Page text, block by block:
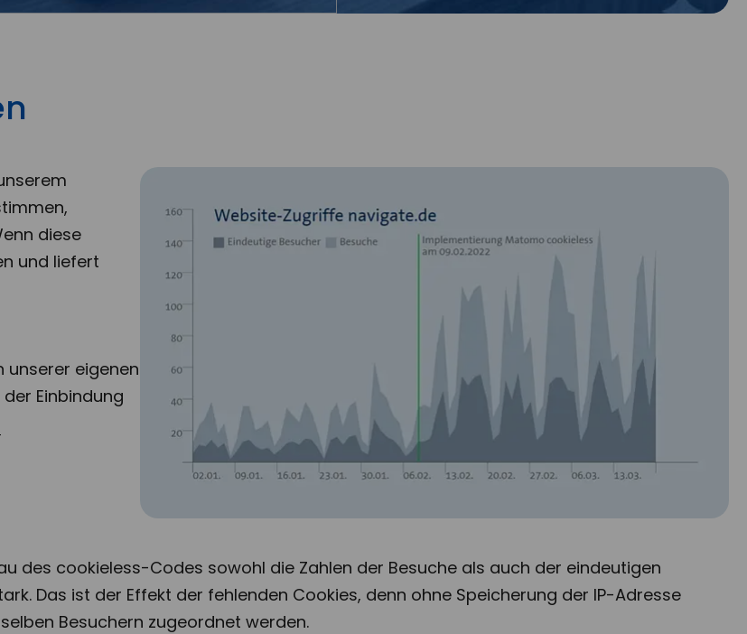
diese
und liefert
unserer eigenen
Einbindung
des cookieless-Codes sowohl die Zahlen der Besuche als auch der eindeutigen
Das ist der Effekt der fehlenden Cookies, denn ohne Speicherung der IP-Adresse
Besuchern zugeordnet werden.